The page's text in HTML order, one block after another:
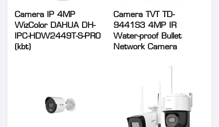
Camera IP 4MP
WizColor DAHUA DH-
IPC-HDW2449T-S-PRO
(kbt)
Camera TVT TD-
9441S3 4MP IR
Water-proof Bullet
Network Camera